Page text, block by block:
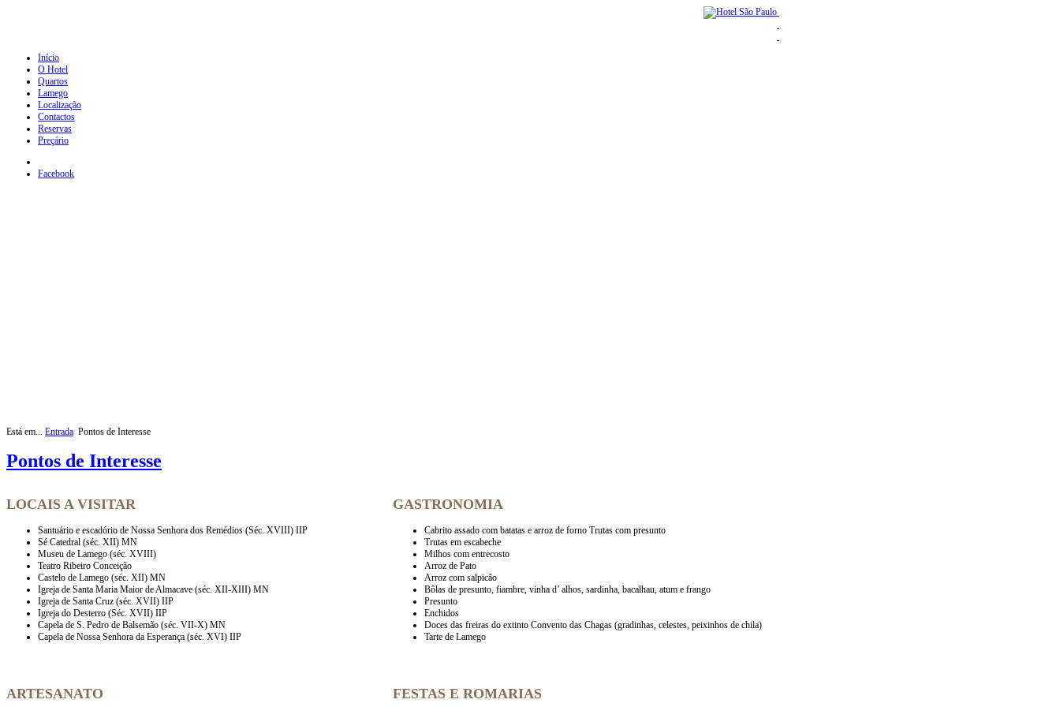
Início
O Hotel
Quartos
Lamego
Localização
Contactos
Reservas
Preçário
Facebook
Está em... Entrada Pontos de Interesse
Pontos de Interesse
LOCAIS A VISITAR
Santuário e escadório de Nossa Senhora dos Remédios (Séc. XVIII) IIP
Sé Catedral (séc. XII) MN
Museu de Lamego (séc. XVIII)
Teatro Ribeiro Conceição
Castelo de Lamego (séc. XII) MN
Igreja de Santa Maria Maior de Almacave (séc. XII-XIII) MN
Igreja de Santa Cruz (séc. XVII) IIP
Igreja do Desterro (Séc. XVII) IIP
Capela de S. Pedro de Balsemão (séc. VII-X) MN
Capela de Nossa Senhora da Esperança (séc. XVI) IIP
GASTRONOMIA
Cabrito assado com batatas e arroz de forno Trutas com presunto
Trutas em escabeche
Milhos com entrecosto
Arroz de Pato
Arroz com salpicão
Bôlas de presunto, fiambre, vinha d’ alhos, sardinha, bacalhau, atum e frango
Presunto
Enchidos
Doces das freiras do extinto Convento das Chagas (gradinhas, celestes, peixinhos de chila)
Tarte de Lamego
ARTESANATO FESTAS E ROMARIAS